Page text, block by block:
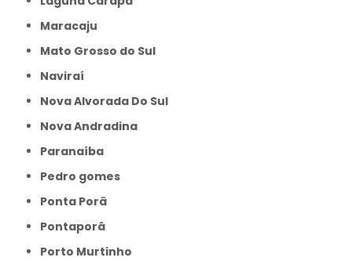
Maracaju
Mato Grosso do Sul
Naviraí
Nova Alvorada Do Sul
Nova Andradina
Paranaíba
Pedro gomes
Ponta Porã
Pontaporâ
Porto Murtinho